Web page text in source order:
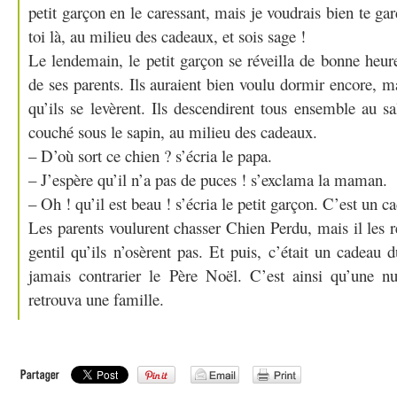
petit garçon en le caressant, mais je voudrais bien te
toi là, au milieu des cadeaux, et sois sage !
Le lendemain, le petit garçon se réveilla de bonne
de ses parents. Ils auraient bien voulu dormir encore,
qu’ils se levèrent. Ils descendirent tous ensemble au
couché sous le sapin, au milieu des cadeaux.
– D’où sort ce chien ? s’écria le papa.
– J’espère qu’il n’a pas de puces ! s’exclama la maman.
– Oh ! qu’il est beau ! s’écria le petit garçon. C’est un
Les parents voulurent chasser Chien Perdu, mais il les
gentil qu’ils n’osèrent pas. Et puis, c’était un
jamais contrarier le Père Noël. C’est ainsi qu’une
retrouva une famille.